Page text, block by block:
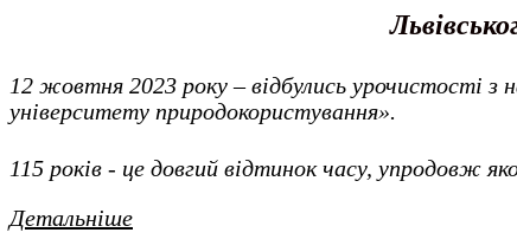
12 жовтня 2023 року – відбулись урочистості з
університету природокористування».
115 років - це довгий відтинок часу, упродовж
Детальніше